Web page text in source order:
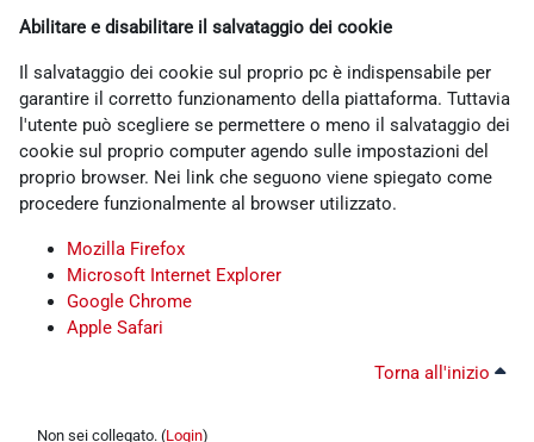
Abilitare e disabilitare il salvataggio dei cookie
Il salvataggio dei cookie sul proprio pc è indispensabile per
garantire il corretto funzionamento della piattaforma. Tuttavia
l'utente può scegliere se permettere o meno il salvataggio dei
cookie sul proprio computer agendo sulle impostazioni del
proprio browser. Nei link che seguono viene spiegato come
procedere funzionalmente al browser utilizzato.
Mozilla Firefox
Microsoft Internet Explorer
Google Chrome
Apple Safari
Torna all'inizio
Non sei collegato. (Login)